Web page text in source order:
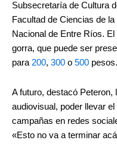
Subsecretaría de Cultura
Facultad de Ciencias de
Nacional de Entre Ríos.
gorra, que puede ser
para 200, 300 o 500 pesos.
A futuro, destacó Peteron,
audiovisual, poder llevar
campañas en redes
«Esto no va a terminar